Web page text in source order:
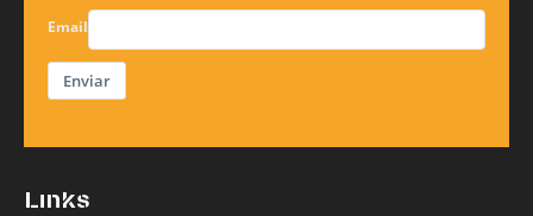
Email
Enviar
Links